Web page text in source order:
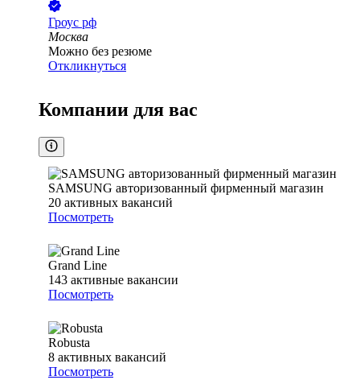
Гроус рф
Москва
Можно без резюме
Откликнуться
Компании для вас
SAMSUNG авторизованный фирменный магазин
20 активных вакансий
Посмотреть
Grand Line
143 активные вакансии
Посмотреть
Robusta
8 активных вакансий
Посмотреть